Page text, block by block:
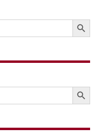
SEARCH
SEARCH